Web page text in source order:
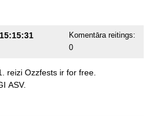
Komentāra reitings:
0
reizi Ozzfests ir for free.
ASV.